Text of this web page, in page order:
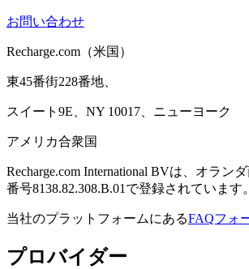
お問い合わせ
Recharge.com（米国）
東45番街228番地、
スイート9E、NY 10017、ニューヨーク
アメリカ合衆国
Recharge.com International BVは、オラ
番号8138.82.308.B.01で登録されています。
当社のプラットフォームにあるFAQフォ
プロバイダー